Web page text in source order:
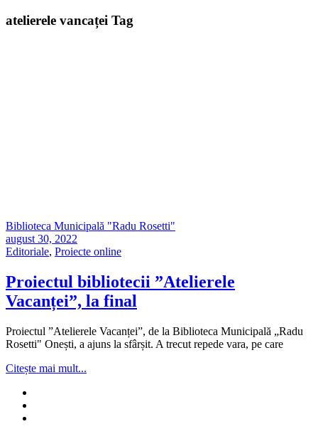
atelierele vancaței Tag
Biblioteca Municipală "Radu Rosetti"
august 30, 2022
Editoriale, Proiecte online
Proiectul bibliotecii ”Atelierele
Vacanței”, la final
Proiectul ”Atelierele Vacanței”, de la Biblioteca Municipală „Radu
Rosetti" Onești, a ajuns la sfârșit. A trecut repede vara, pe care
Citește mai mult...